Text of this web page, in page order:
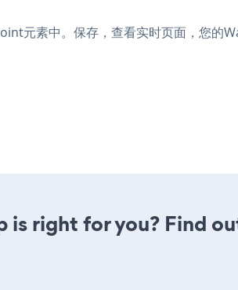
元素中。保存，查看实时页面，您的
right for you? Find